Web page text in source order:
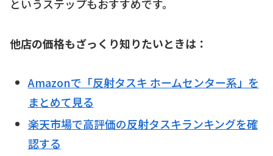
というステップもおすすめです。
他店の価格もざっくり知りたいときは：
Amazonで「反射タスキ ホームセンター系」を
まとめて見る
楽天市場で高評価の反射タスキランキングを確
認する